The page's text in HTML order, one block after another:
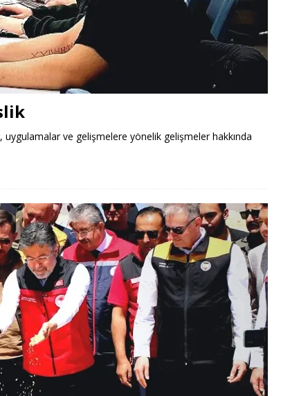
ve gelişmelere yönelik gelişmeler hakkında